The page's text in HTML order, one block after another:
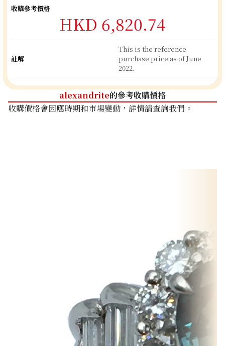
收購參考價格
HKD 6,820.74
註解
This is the reference
purchase price as of June
2022.
alexandrite的參考收購價格
收購價格會因應時期和市場變動，詳情請查詢我們。